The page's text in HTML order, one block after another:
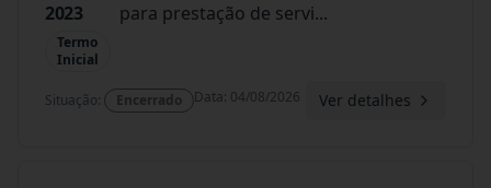
2023
Termo
Inicial
para prestação de servi...
Situação: Encerrado Data: 04/08/2026 Ver detalhes